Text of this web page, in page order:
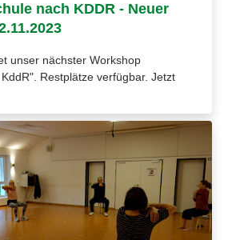
nach KDDR - Neuer
unser nächster Workshop
Restplätze verfügbar. Jetzt